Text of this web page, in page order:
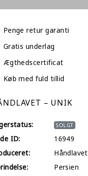
Penge retur garanti
Gratis underlag
Ægthedscertificat
Køb med fuld tillid
– UNIK
SOLGT
ID:
16949
Håndlavet
Persien